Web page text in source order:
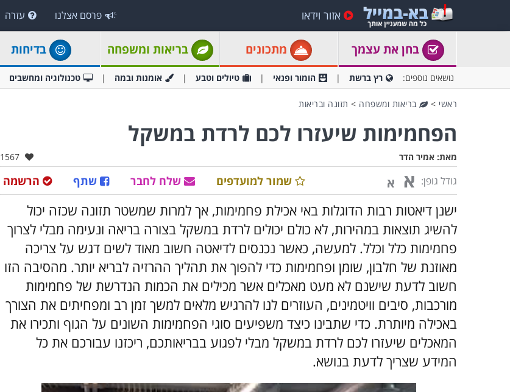
אזור וידאו פרסם אצלנו עזרה
בחן את עצמך מתכונים בריאות ומשפחה בדיחות
נושאים נוספים: רץ ברשת הומור ופנאי טיולים וטבע אומנות ובמה טכנולוגיה ומחשבים
ראשי > בריאות ומשפחה > תזונה ובריאות
הפחמימות שיעזרו לכם לרדת במשקל
מאת: אמיר הדר אהבו:
1567
גודל גופן: א א הרשמה שתף שלח לחבר שמור למועדפים
ישנן דיאטות רבות הדוגלות באי אכילת פחמימות, אך למרות שמשטר תזונה שכזה יכול
להשיג תוצאות במהירות, לא כולם יכולים לרדת במשקל בצורה בריאה ונעימה מבלי לצרוך
פחמימות כלל וכלל. למעשה, כאשר נכנסים לדיאטה חשוב מאוד לשים דגש על צריכה
מאוזנת של חלבון, שומן ופחמימות כדי להפוך את תהליך ההרזיה לבריא יותר. מהסיבה הזו
חשוב לדעת שישנם לא מעט מאכלים אשר מכילים את הכמות הנדרשת של פחמימות
מורכבות, סיבים וויטמינים, העוזרים לנו להרגיש מלאים למשך זמן רב ומפחיתים את הצורך
באכילה מיותרת. כדי שתבינו כיצד משפיעים סוגי הפחמימות השונים על הגוף ותכירו את
המאכלים שיעזרו לכם לרדת במשקל מבלי לפגוע בבריאותכם, ריכזנו עבורכם את כל
המידע שצריך לדעת בנושא.